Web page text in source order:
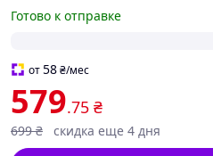
Готово к отправке
от58₴/мес
579.75 ₴
699 ₴ скидка еще 4 дня